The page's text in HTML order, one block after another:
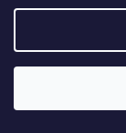
značky
Můžete nám